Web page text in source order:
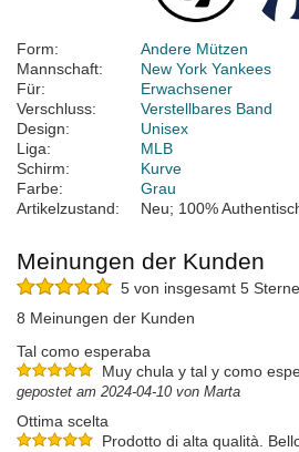
Form:
Andere Mützen
Mannschaft:
New York Yankees
Für:
Erwachsener
Verschluss:
Verstellbares Band
Design:
Unisex
Liga:
MLB
Schirm:
Kurve
Farbe:
Grau
Artikelzustand:
Neu; 100%
Meinungen der Kunden
5 von insgesamt 5
8 Meinungen der Kunden
Tal como esperaba
Muy chula y tal y como
gepostet am 2024-04-10 von Marta
Ottima scelta
Prodotto di alta qualità.